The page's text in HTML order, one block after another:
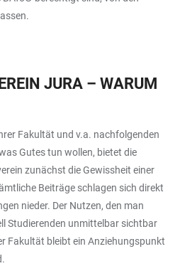
JURA – WARUM
Fakultät und v.a. nachfolgenden
Gutes tun wollen, bietet die
zunächst die Gewissheit einer
Beiträge schlagen sich direkt
nieder. Der Nutzen, den man
Studierenden unmittelbar sichtbar
Fakultät bleibt ein Anziehungspunkt